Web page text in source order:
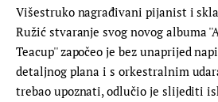
Višestruko nagrađivani pijanist i
Ružić stvaranje svog novog albuma
Teacup'' započeo je bez unaprijed
detaljnog plana i s orkestralnim
trebao upoznati, odlučio je slijediti